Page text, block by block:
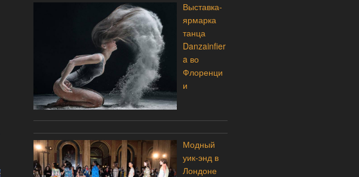
Выставка-
ярмарка
танца
Danzainfier
a во
Флоренци
и
Модный
уик-энд в
Лондоне